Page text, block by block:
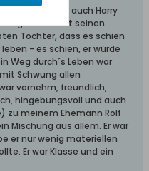
Sinatra ging auch Harry
Jahre mit seinen
Tochter, dass es schien
- es schien, er würde
Weg durch´s Leben war
Schwung allen
vornehm, freundlich,
hingebungsvoll und auch
zu meinem Ehemann Rolf
Mischung aus allem. Er war
er nur wenig materiellen
Er war Klasse und ein